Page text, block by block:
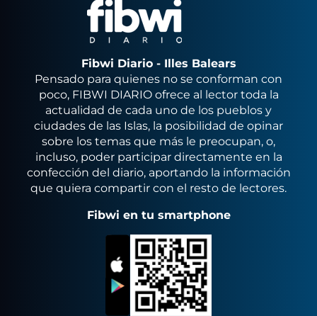
Fibwi Diario - Illes Balears
Pensado para quienes no se conforman con
poco, FIBWI DIARIO ofrece al lector toda la
actualidad de cada uno de los pueblos y
ciudades de las Islas, la posibilidad de opinar
sobre los temas que más le preocupan, o,
incluso, poder participar directamente en la
confección del diario, aportando la información
que quiera compartir con el resto de lectores.
Fibwi en tu smartphone